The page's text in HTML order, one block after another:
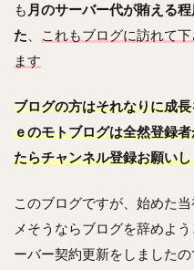
も 月のサーバー代が賄える
た
これもブログに訪れて
ます
ブログの方はそれなりに成
ｅのモトブログは全然登録
たらチャンネル登録お願い
このブログですが、始めた
メそうならブログを辞めよ
ーバー契約更新をしました